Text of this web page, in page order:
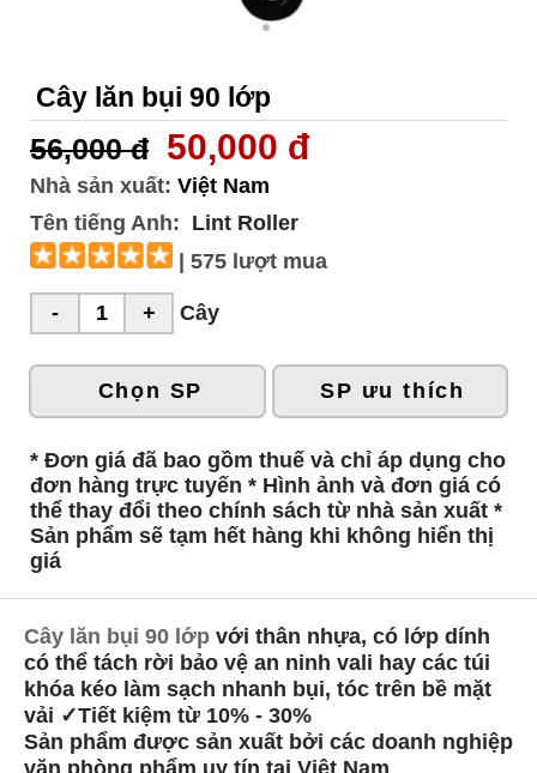
Cây lăn bụi 90 lớp
56,000 đ 50,000 đ
Nhà sản xuất: Việt Nam
Tên tiếng Anh: Lint Roller
| 575 lượt mua
Cây
Chọn SP SP ưu thích
* Đơn giá đã bao gồm thuế và chỉ áp dụng cho
đơn hàng trực tuyến * Hình ảnh và đơn giá có
thể thay đổi theo chính sách từ nhà sản xuất *
Sản phẩm sẽ tạm hết hàng khi không hiển thị
giá
Cây lăn bụi 90 lớp với thân nhựa, có lớp dính
có thể tách rời bảo vệ an ninh vali hay các túi
khóa kéo làm sạch nhanh bụi, tóc trên bề mặt
vải ✓Tiết kiệm từ 10% - 30%
Sản phẩm được sản xuất bởi các doanh nghiệp
văn phòng phẩm uy tín tại Việt Nam